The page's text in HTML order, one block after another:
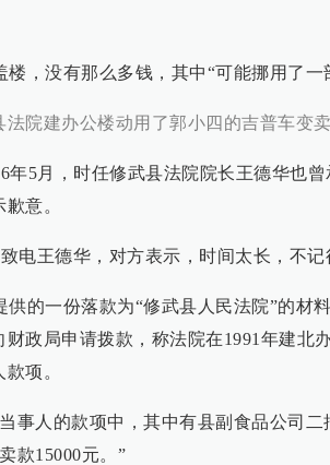
，没有那么多钱，其中“可能挪用了一
院建办公楼动用了郭小四的吉普车变
5月，时任修武县法院院长王德华也曾
意。
电王德华，对方表示，时间太长，不记
的一份落款为“修武县人民法院”的材
财政局申请拨款，称法院在1991年建北
项。
事人的款项中，其中有县副食品公司二
款15000元。”